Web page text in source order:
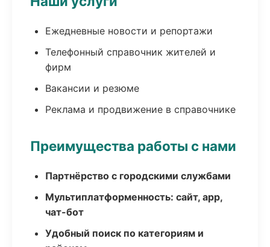
Ежедневные новости и репортажи
Телефонный справочник жителей и
фирм
Вакансии и резюме
Реклама и продвижение в справочнике
Преимущества работы с нами
Партнёрство с городскими службами
Мультиплатформенность: сайт, app,
чат-бот
Удобный поиск по категориям и